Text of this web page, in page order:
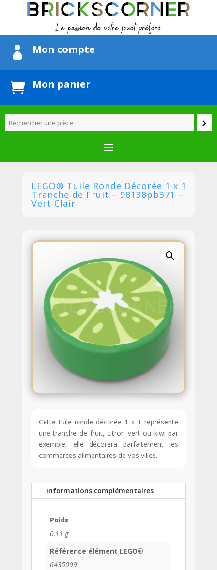
 Mon compte
 Mon panier
LEGO® Tuile Ronde Décorée 1 x 1
Tranche de Fruit – 98138pb371 –
Vert Clair
Cette tuile ronde décorée 1 x 1 représente
une tranche de fruit, citron vert ou kiwi par
exemple, elle décorera parfaitement les
commerces alimentaires de vos villes.
Informations complémentaires
Poids
0,11 g
Référence élément LEGO®
6435099